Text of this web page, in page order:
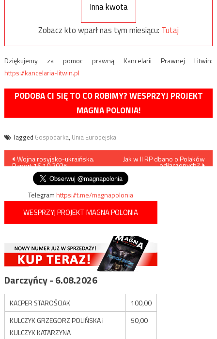
Inna kwota
Zobacz kto wparł nas tym miesiącu: Tutaj
Dziękujemy za pomoc prawną Kancelarii Prawnej Litwin:
https://kancelaria-litwin.pl
PODOBA CI SIĘ TO CO ROBIMY? WESPRZYJ PROJEKT
MAGNA POLONIA!
Tagged Gospodarka, Unia Europejska
Nawigacja
wpisu
Wojna rosyjsko-ukraińska.
Raport 16.10.2025
Jak w II RP dbano o Polaków
odłączonych?
Telegramhttps://t.me/magnapolonia
WESPRZYJ PROJEKT MAGNA POLONIA
Darczyńcy - 6.08.2026
KACPER STAROŚCIAK
100,00
KULCZYK GRZEGORZ POLIŃSKA i
KULCZYK KATARZYNA
50,00